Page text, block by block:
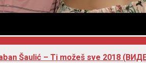
Šaulić – Ti možeš sve 2018